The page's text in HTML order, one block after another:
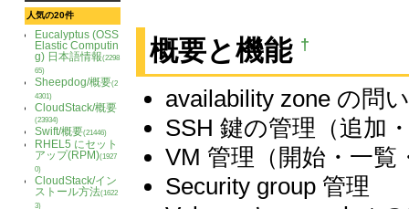
人気の20件
Eucalyptus (OSS
Elastic Computin
g) 日本語情報(2298
65)
Sheepdog/概要(2
4301)
CloudStack/概要
(23934)
Swift/概要(21446)
RHEL5 にセット
アップ(RPM)(1927
0)
CloudStack/イン
ストール方法(1622
3)
概要と機能 †
availability zone の問
SSH 鍵の管理（追加
VM 管理（開始・一
Security group 管理